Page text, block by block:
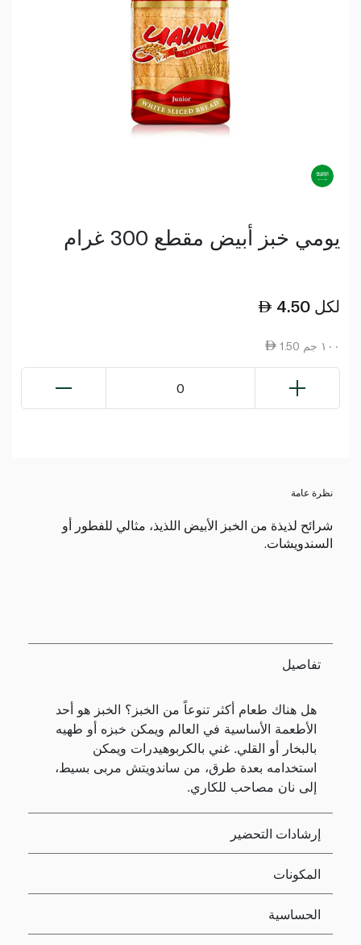
يومي خبز أبيض مقطع 300 غرام
4.50 لكل
1.50 ١٠٠ جم
0
نظرة عامة
شرائح لذيذة من الخبز الأبيض اللذيذ، مثالي للفطور أو
السندويشات.
تفاصيل
هل هناك طعام أكثر تنوعاً من الخبز؟ الخبز هو أحد
الأطعمة الأساسية في العالم ويمكن خبزه أو طهيه
بالبخار أو القلي. غني بالكربوهيدرات ويمكن
استخدامه بعدة طرق، من ساندويتش مربى بسيط،
إلى نان مصاحب للكاري.
إرشادات التحضير
المكونات
الحساسية